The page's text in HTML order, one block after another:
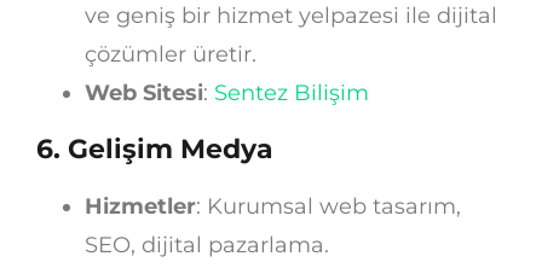
ve geniş bir hizmet yelpazesi ile dijital
çözümler üretir.
Web Sitesi: Sentez Bilişim
6. Gelişim Medya
Hizmetler: Kurumsal web tasarım,
SEO, dijital pazarlama.